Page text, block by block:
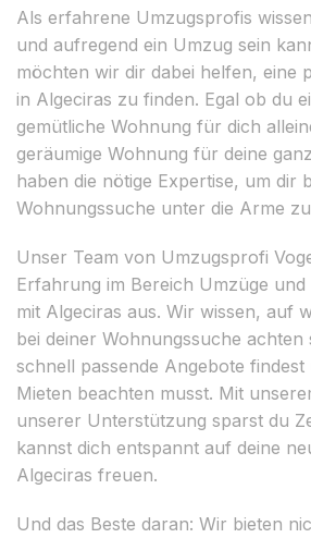
Als erfahrene Umzugsprofis
und aufregend ein Umzug sein
möchten wir dir dabei helfen, eine
in Algeciras zu finden. Egal ob du
gemütliche Wohnung für dich
geräumige Wohnung für deine
haben die nötige Expertise, um dir
Wohnungssuche unter die Arme
Unser Team von Umzugsprofi
Erfahrung im Bereich Umzüge
mit Algeciras aus. Wir wissen, auf
bei deiner Wohnungssuche achten
schnell passende Angebote findest
Mieten beachten musst. Mit
unserer Unterstützung sparst du
kannst dich entspannt auf deine
Algeciras freuen.
Und das Beste daran: Wir bieten